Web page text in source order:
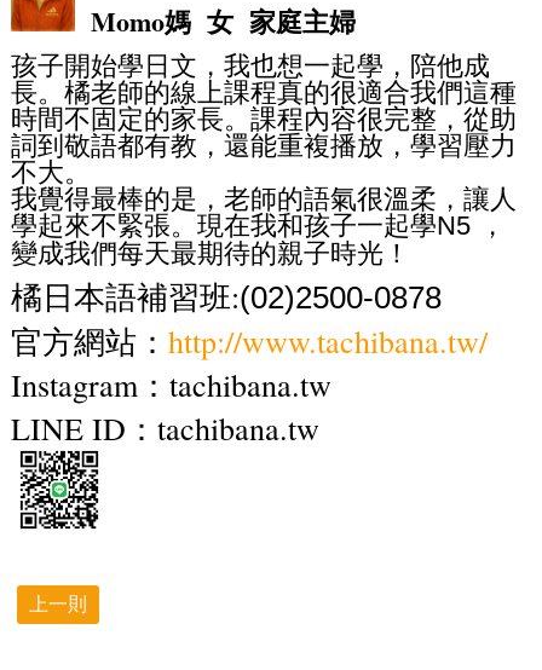
Momo媽 女 家庭主婦
孩子開始學日文，我也想一起學，陪他成
長。橘老師的線上課程真的很適合我們這種
時間不固定的家長。課程內容很完整，從助
詞到敬語都有教，還能重複播放，學習壓力
不大。
我覺得最棒的是，老師的語氣很溫柔，讓人
學起來不緊張。現在我和孩子一起學N5，
變成我們每天最期待的親子時光！
橘日本語補習班:(02)2500-0878
官方網站： http://www.tachibana.tw/
Instagram：tachibana.tw
LINE ID：tachibana.tw
上一則